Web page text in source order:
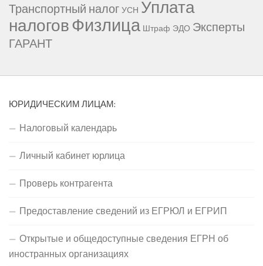
Транспортный налогУСН Уплата
налоговФизлица Штраф ЭДО Эксперты
ГАРАНТ
ЮРИДИЧЕСКИМ ЛИЦАМ:
Налоговый календарь
Личный кабинет юрлица
Проверь контрагента
Предоставление сведений из ЕГРЮЛ и ЕГРИП
Открытые и общедоступные сведения ЕГРН об
иностранных организациях